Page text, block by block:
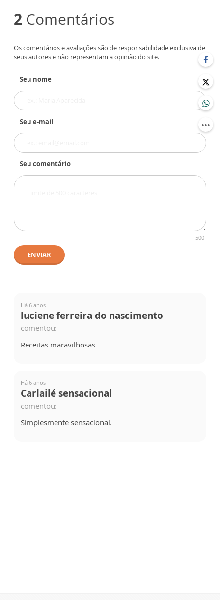
2 Comentários
Os comentários e avaliações são de responsabilidade exclusiva de
seus autores e não representam a opinião do site.
Seu nome
Seu e-mail
Seu comentário
500
ENVIAR
Há 6 anos
luciene ferreira do nascimento
comentou:
Receitas maravilhosas
Há 6 anos
Carlailé sensacional
comentou:
Simplesmente sensacional.